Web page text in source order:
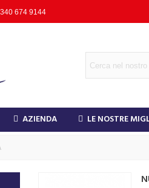
674 9144
AZIENDA LE NOSTRE